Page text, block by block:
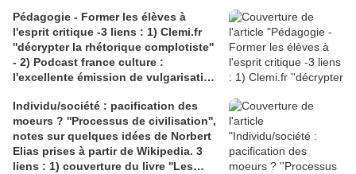
la pièce avec Pauline Sauveur
Pédagogie - Former les élèves à
l'esprit critique -3 liens : 1) Clemi.fr
''décrypter la rhétorique complotiste''
- 2) Podcast france culture :
l'excellente émission de vulgarisation
neuroscientifique Albert Moukheiber;
3) wikipedia.org article sur la
paréidolie
Individu/société : pacification des
moeurs ? ''Processus de civilisation'',
notes sur quelques idées de Norbert
Elias prises à partir de Wikipedia. 3
liens : 1) couverture du livre ''Les